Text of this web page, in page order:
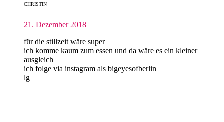
CHRISTIN
21. Dezember 2018
für die stillzeit wäre super
ich komme kaum zum essen und da wäre es ein kleiner
ausgleich
ich folge via instagram als bigeyesofberlin
lg